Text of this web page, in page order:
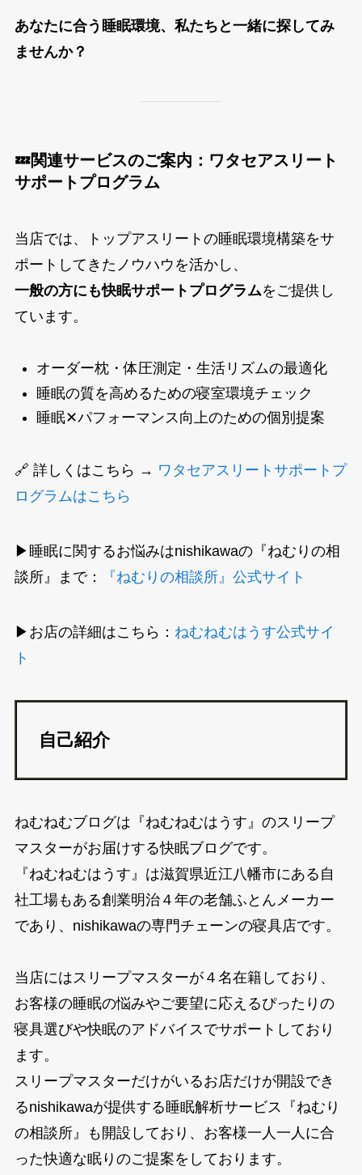
あなたに合う睡眠環境、私たちと一緒に探してみ
ませんか？
💤関連サービスのご案内：ワタセアスリート
サポートプログラム
当店では、トップアスリートの睡眠環境構築をサ
ポートしてきたノウハウを活かし、
一般の方にも快眠サポートプログラムをご提供し
ています。
オーダー枕・体圧測定・生活リズムの最適化
睡眠の質を高めるための寝室環境チェック
睡眠✕パフォーマンス向上のための個別提案
🔗 詳しくはこちら → ワタセアスリートサポートプ
ログラムはこちら
▶︎睡眠に関するお悩みはnishikawaの『ねむりの相
談所』まで：
『ねむりの相談所』公式サイト
▶︎お店の詳細はこちら： ねむねむはうす公式サイ
ト
自己紹介
ねむねむブログは『ねむねむはうす』のスリープ
マスターがお届けする快眠ブログです。
『ねむねむはうす』は滋賀県近江八幡市にある自
社工場もある創業明治４年の老舗ふとんメーカー
であり、nishikawaの専門チェーンの寝具店です。
当店にはスリープマスターが４名在籍しており、
お客様の睡眠の悩みやご要望に応えるぴったりの
寝具選びや快眠のアドバイスでサポートしており
ます。
スリープマスターだけがいるお店だけが開設でき
るnishikawaが提供する睡眠解析サービス『ねむり
の相談所』も開設しており、お客様一人一人に合
った快適な眠りのご提案をしております。